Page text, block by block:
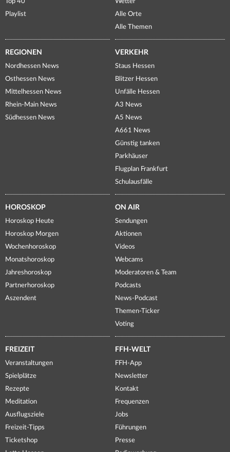
Playlist
Alle Orte
Alle Themen
REGIONEN
Nordhessen News
Osthessen News
Mittelhessen News
Rhein-Main News
Südhessen News
VERKEHR
Staus Hessen
Blitzer Hessen
Unfälle Hessen
A3 News
A5 News
A661 News
Günstig tanken
Parkhäuser
Flugplan Frankfurt
Schulausfälle
HOROSKOP
Horoskop Heute
Horoskop Morgen
Wochenhoroskop
Monatshoroskop
Jahreshoroskop
Partnerhoroskop
Aszendent
ON AIR
Sendungen
Aktionen
Videos
Webcams
Moderatoren & Team
Podcasts
News-Podcast
Themen-Ticker
Voting
FREIZEIT
Veranstaltungen
Spielplätze
Rezepte
Meditation
Ausflugsziele
Freizeit-Tipps
Ticketshop
FFH-WELT
FFH-App
Newsletter
Kontakt
Frequenzen
Jobs
Führungen
Presse